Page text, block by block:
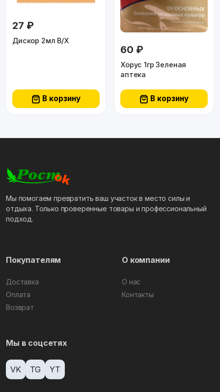
27 ₽
Дискор 2мл В/Х
В корзину
60 ₽
Хорус 1гр Зеленая
аптека
В корзину
Мы помогаем превратить ваш участок в место силы и
отдыха. Только проверенные товары и профессиональный
подход.
Покупателям
Доставка
Оплата
Возврат
О компании
О нас
Контакты
Мы в соцсетях
VK TG YT